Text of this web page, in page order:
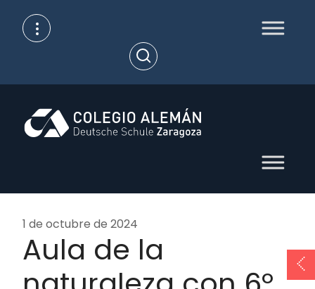
content
Open
Search
1 de octubre de 2024
Aula de la